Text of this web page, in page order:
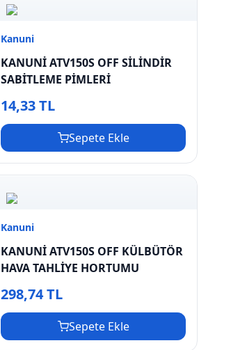
Kanuni
KANUNİ ATV150S OFF SİLİNDİR
SABİTLEME PİMLERİ
14,33 TL
Sepete Ekle
Kanuni
KANUNİ ATV150S OFF KÜLBÜTÖR
HAVA TAHLİYE HORTUMU
298,74 TL
Sepete Ekle